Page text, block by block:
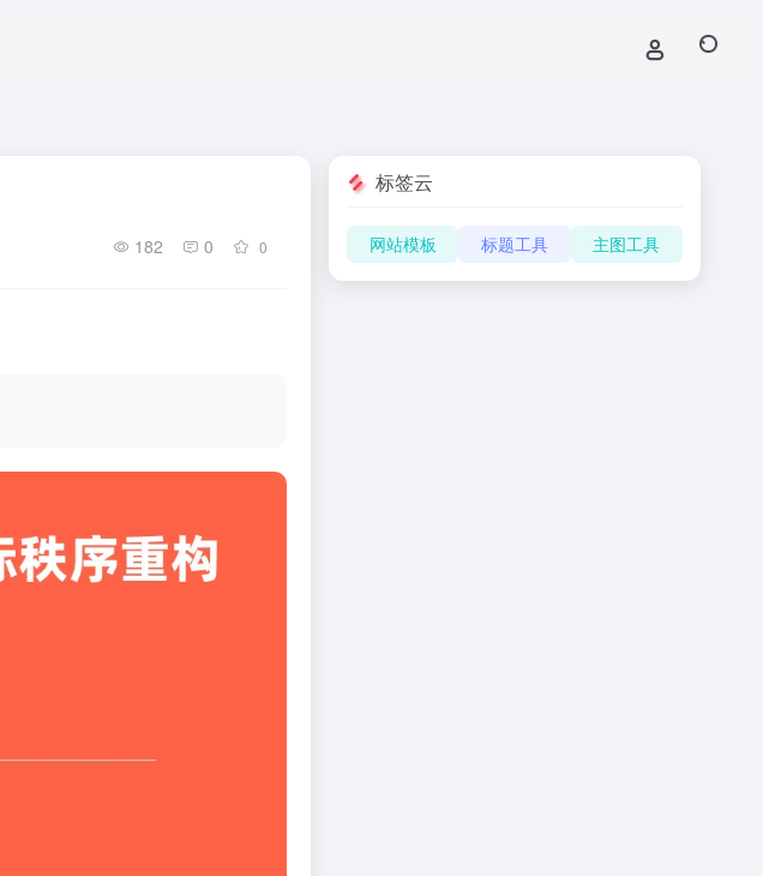
182 0 0
标签云
网站模板 标题工具 主图工具